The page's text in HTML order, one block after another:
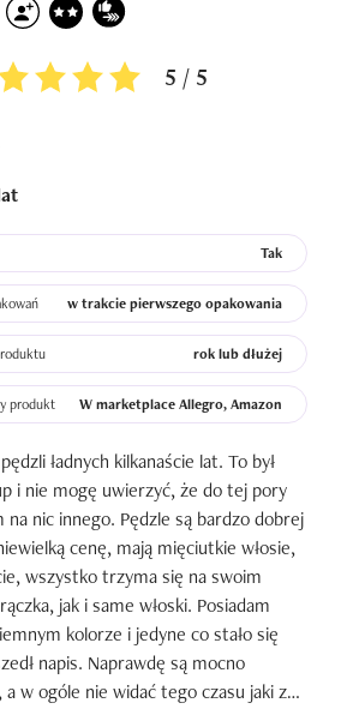
5 / 5
Tak
w trakcie pierwszego opakowania
rok lub dłużej
produkt W marketplace Allegro, Amazon
ładnych kilkanaście lat. To był
i nie mogę uwierzyć, że do tej pory
na nic innego. Pędzle są bardzo dobrej
cenę, mają mięciutkie włosie,
wszystko trzyma się na swoim
jak i same włoski. Posiadam
kolorze i jedyne co stało się
napis. Naprawdę są mocno
w ogóle nie widać tego czasu jaki ze